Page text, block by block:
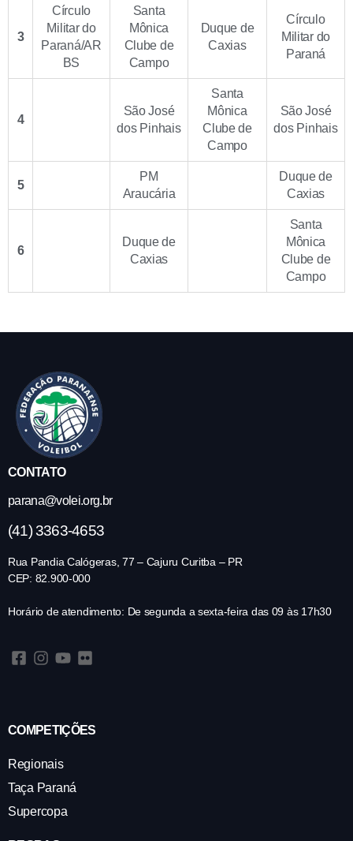
3
Círculo
Militar do
Paraná/AR
BS
Santa
Mônica
Clube de
Campo
Duque de
Caxias
Círculo
Militar do
Paraná
4
São José
dos Pinhais
Santa
Mônica
Clube de
Campo
São José
dos Pinhais
5
PM
Araucária
Duque de
Caxias
6
Duque de
Caxias
Santa
Mônica
Clube de
Campo
CONTATO
parana@volei.org.br
(41) 3363-4653
Rua Pandia Calógeras, 77 – Cajuru Curitba – PR
CEP: 82.900-000
Horário de atendimento: De segunda a sexta-feira das 09 às 17h30
COMPETIÇÕES
Regionais
Taça Paraná
Supercopa